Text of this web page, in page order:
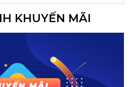
KHUYẾN MÃI